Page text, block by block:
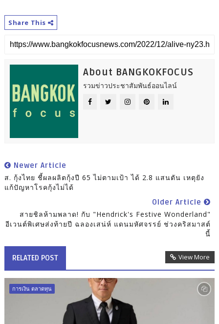
Share This
About BANGKOKFOCUS
รวมข่าวประชาสัมพันธ์ออนไลน์
Newer Article
ส. กุ้งไทย ชี้ผลผลิตกุ้งปี 65 ไม่ตามเป้า ได้ 2.8 แสนตัน เหตุยัง
แก้ปัญหาโรคกุ้งไม่ได้
Older Article
สายชิลห้ามพลาด! กับ "Hendrick's Festive Wonderland"
อีเวนต์พิเศษส่งท้ายปี ฉลองเสน่ห์ แดนมหัศจรรย์ ช่วงคริสมาสต์
นี้
RELATED POST View More
การเงิน ตลาดทุน